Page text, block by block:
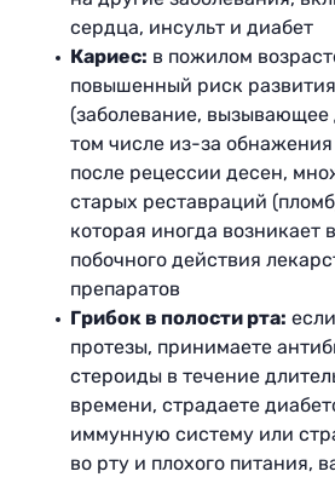
сердца, инсульт и диабет
Кариес: в пожилом
повышенный риск
(заболевание, вызывающее
том числе из-за
после рецессии десен,
старых реставраций
которая иногда возникает
побочного действия
препаратов
Грибок в полости рта:
протезы, принимаете
стероиды в течение
времени, страдаете
иммунную систему или
во рту и плохого питания,